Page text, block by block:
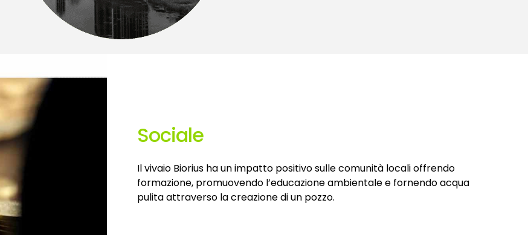
Sociale
Il vivaio Biorius ha un impatto positivo sulle comunità locali offrendo
formazione, promuovendo l’educazione ambientale e fornendo acqua
pulita attraverso la creazione di un pozzo.